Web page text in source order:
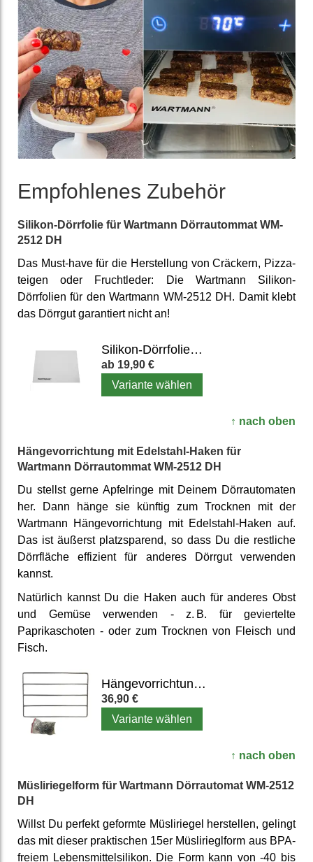
Emp­fohlenes Zubehör
Silikon-Dörrfolie für Wartmann Dörrautommat WM-
2512 DH
Das Must-have für die Her­stellung von Cräckern, Pizza­
teigen oder Frucht­leder: Die Wartmann Silikon-
Dörrfolien für den Wartmann WM-2512 DH. Damit klebt
das Dörrgut garantiert nicht an!
Silikon-Dörrfolien für Wartmann Dörrautomat
19,90 €
Variante wählen
↑ nach oben
Hängevorrichtung mit Edelstahl-Haken für
Wartmann Dörrautommat WM-2512 DH
Du stellst gerne Apfelringe mit Deinem Dörrautomaten
her. Dann hänge sie künftig zum Trocknen mit der
Wartmann Hängevorrichtung mit Edelstahl-Haken auf.
Das ist äußerst platzsparend, so dass Du die restliche
Dörrfläche effizient für anderes Dörrgut verwenden
kannst.
Natürlich kannst Du die Haken auch für anderes Obst
und Gemüse verwenden - z. B. für geviertelte
Paprikaschoten - oder zum Trocknen von Fleisch und
Fisch.
Hängevorrichtung mit Edelstahl-Haken für Wartmann Dörrautomat
36,90 €
Variante wählen
↑ nach oben
Müsliriegelform für Wartmann Dörrautomat WM-2512
DH
Willst Du perfekt geformte Müsliriegel herstellen, gelingt
das mit dieser praktischen 15er Müslirieglform aus BPA-
freiem Lebensmittelsilikon. Die Form kann von -40 bis